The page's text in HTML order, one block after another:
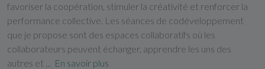
favoriser la coopération, stimuler la créativité et renforcer la
performance collective. Les séances de codéveloppement
que je propose sont des espaces collaboratifs où les
collaborateurs peuvent échanger, apprendre les uns des
autres et ...
En savoir plus